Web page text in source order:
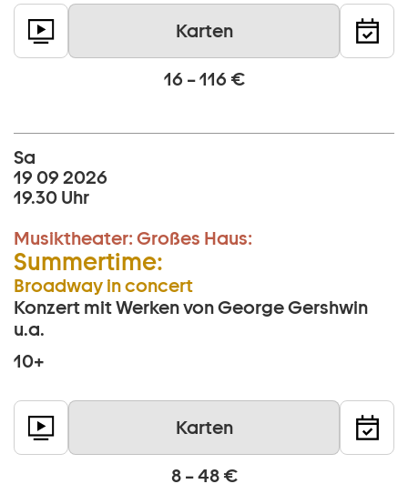
Karten
16 – 116 €
Sa
19 09 2026
19.30 Uhr
Musiktheater: Großes Haus:
Summertime:
Broadway in concert
Konzert mit Werken von George Gershwin
u.a.
10+
Karten
8 – 48 €